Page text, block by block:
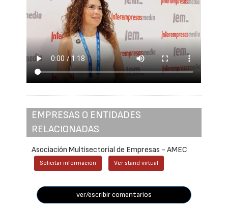
EMPRESAS O ENTIDADES
RELACIONADAS
Asociación Multisectorial de Empresas - AMEC
Solicitar información Ver stand virtual
ver/escribir comentarios